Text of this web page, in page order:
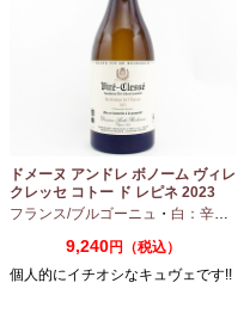
ドメーヌ アンドレ ボノーム ヴィレ
クレッセ コトー ド レピネ 2023
750ml
フランス/ブルゴーニュ ・ 白：辛口
9,240円（税込）
個人的にイチオシなキュヴェです!!